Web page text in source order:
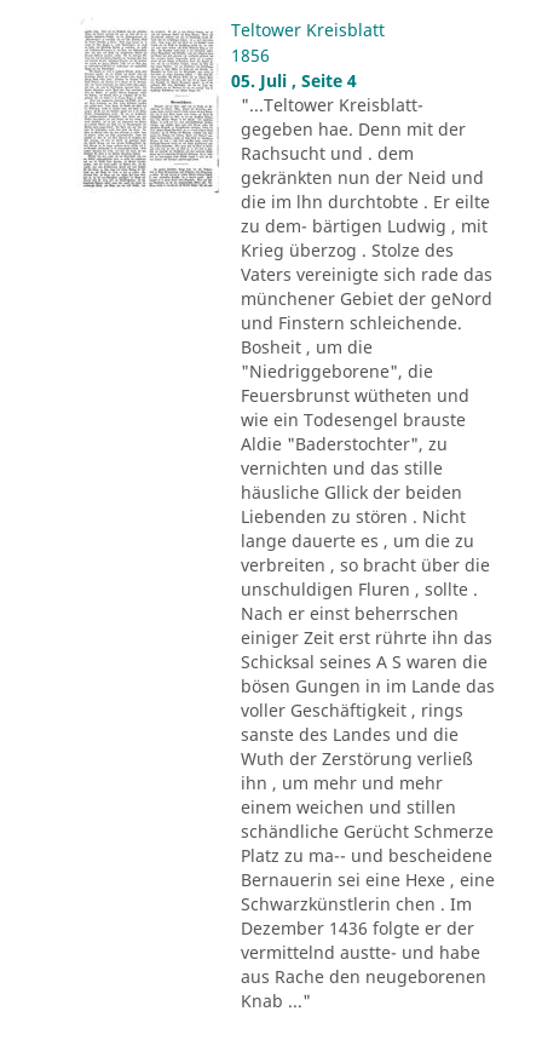
Teltower Kreisblatt
1856
05. Juli , Seite 4
"...Teltower Kreisblatt-
gegeben hae. Denn mit der
Rachsucht und . dem
gekränkten nun der Neid und
die im lhn durchtobte . Er eilte
zu dem- bärtigen Ludwig , mit
Krieg überzog . Stolze des
Vaters vereinigte sich rade das
münchener Gebiet der geNord
und Finstern schleichende.
Bosheit , um die
"Niedriggeborene", die
Feuersbrunst wütheten und
wie ein Todesengel brauste
Aldie "Baderstochter", zu
vernichten und das stille
häusliche Gllick der beiden
Liebenden zu stören . Nicht
lange dauerte es , um die zu
verbreiten , so bracht über die
unschuldigen Fluren , sollte .
Nach er einst beherrschen
einiger Zeit erst rührte ihn das
Schicksal seines A S waren die
bösen Gungen in im Lande das
voller Geschäftigkeit , rings
sanste des Landes und die
Wuth der Zerstörung verließ
ihn , um mehr und mehr
einem weichen und stillen
schändliche Gerücht Schmerze
Platz zu ma-- und bescheidene
Bernauerin sei eine Hexe , eine
Schwarzkünstlerin chen . Im
Dezember 1436 folgte er der
vermittelnd austte- und habe
aus Rache den neugeborenen
Knab ..."